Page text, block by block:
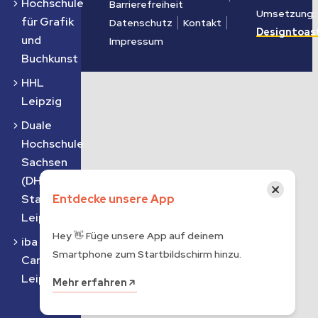
Hochschule
für Grafik
und
Buchkunst
HHL
Leipzig
Duale
Hochschule
Sachsen
(DHSN) am
Standort
Leipzig
iba |
Campus
Leipzig
Barrierefreiheit
Datenschutz
Kontakt
Impressum
Umsetzung:
Entdecke unsere App
×
Hey 👋 Füge unsere App auf deinem
Smartphone zum Startbildschirm hinzu.
Mehr erfahren